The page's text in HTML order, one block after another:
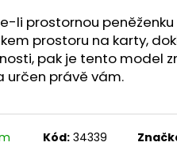
li prostornou peněženku
prostoru na karty,
pak je tento model
určen právě vám.
Kód: 34339